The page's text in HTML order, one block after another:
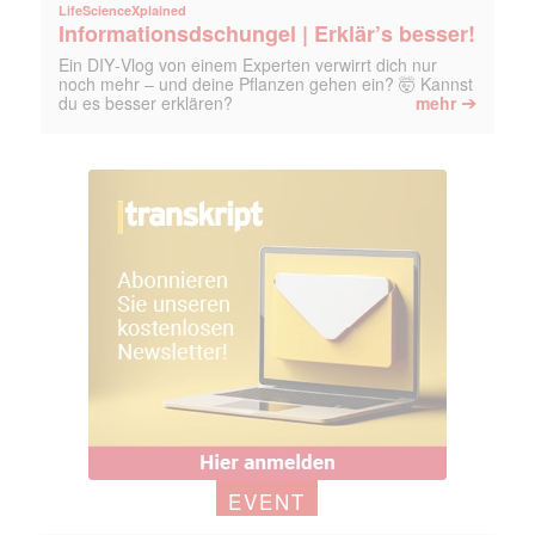
LifeScienceXplained
Informationsdschungel | Erklär’s besser!
Ein DIY‑Vlog von einem Experten verwirrt dich nur
noch mehr – und deine Pflanzen gehen ein? 🤯 Kannst
du es besser erklären?
mehr ➔
EVENT